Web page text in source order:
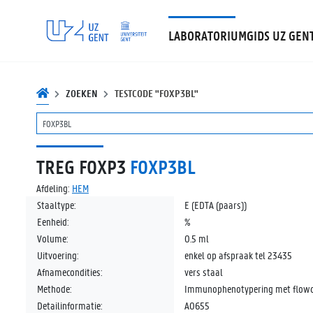
LABORATORIUMGIDS UZ
ZOEKEN TESTCODE "FOXP3BL"
TREG FOXP3 FOXP3BL
Afdeling: HEM
Staaltype:
E (EDTA (paars))
Eenheid:
%
Volume:
0.5 ml
Uitvoering:
enkel op afspraak tel 23435
Afnamecondities:
vers staal
Methode:
Immunophenotypering met
Detailinformatie:
A0655